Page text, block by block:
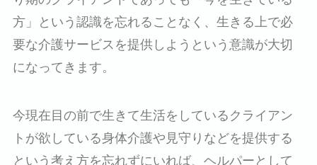
方」という認識を忘れることなく、生きる上で必
要な介護サービスを提供しようという意識が大切
になってきます。
今現在目の前で生きて生活をしているクライアン
トが欲している身体介護や見守りなどを提供する
という考え方を忘れずにいれば、ヘルパーとして